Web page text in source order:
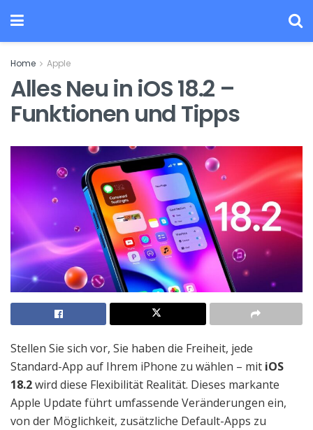
Home Apple
Alles Neu in iOS 18.2 –
Funktionen und Tipps
Stellen Sie sich vor, Sie haben die Freiheit, jede
Standard-App auf Ihrem iPhone zu wählen – mit iOS
18.2wird diese Flexibilität Realität. Dieses markante
Apple Update führt umfassende Veränderungen ein,
von der Möglichkeit, zusätzliche Default-Apps zu